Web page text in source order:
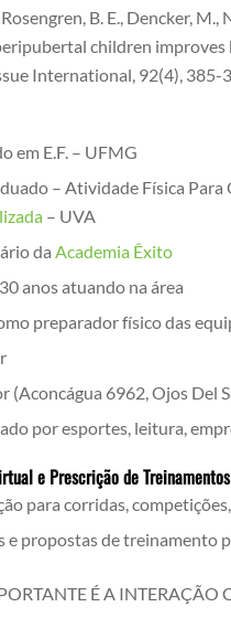
Rosengren, B. E., Dencker,
children
International, 92(4), 385-
em E.F. – UFMG
– Atividade Física
– UVA
daAcademia Êxito
anos atuando na área
preparador físico das
(Aconcágua 6962, Ojos Del
por esportes, leitura,
e Prescrição de Treinamentos
para corridas,
e propostas de treinamento
É A INTERAÇÃO